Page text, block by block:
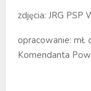
zdjęcia: JRG PSP
opracowanie:
Komendanta